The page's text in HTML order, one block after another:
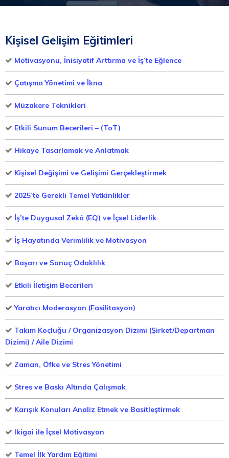
Kişisel Gelişim Eğitimleri
Motivasyonu, İnisiyatif Arttırma ve İş’te Eğlence
Çatışma Yönetimi ve İkna
Müzakere Teknikleri
Etkili Sunum Becerileri – (ToT)
Hikaye Tasarlamak ve Anlatmak
Kişisel Değişimi ve Gelişimi Gerçekleştirmek
2025’te Gerekli Temel Yetkinlikler
İş’te Duygusal Zekâ (EQ) ve İçsel Liderlik
İş Hayatında Verimlilik ve Motivasyon
Başarı ve Sonuç Odaklılık
Etkili İletişim Becerileri
Yaratıcı Moderasyon (Fasilitasyon)
Takım Koçluğu / Organizasyon Dizimi (Şirket/Departman
Dizimi) / Aile Dizimi
Zaman, Öfke ve Stres Yönetimi
Stres ve Baskı Altında Çalışmak
Karışık Konuları Analiz Etmek ve Basitleştirmek
Ikigai ile İçsel Motivasyon
Temel İlk Yardım Eğitimi